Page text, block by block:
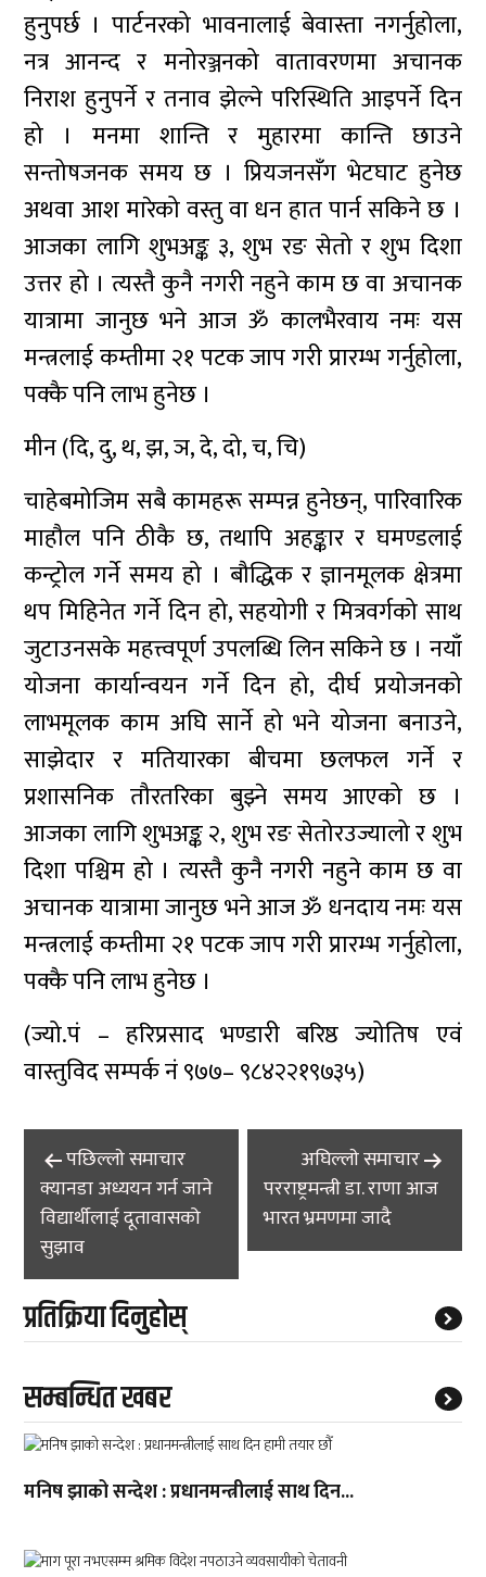
हुनुपर्छ । पार्टनरको भावनालाई बेवास्ता नगर्नुहोला,
नत्र आनन्द र मनोरञ्जनको वातावरणमा अचानक
निराश हुनुपर्ने र तनाव झेल्ने परिस्थिति आइपर्ने दिन
हो । मनमा शान्ति र मुहारमा कान्ति छाउने
सन्तोषजनक समय छ । प्रियजनसँग भेटघाट हुनेछ
अथवा आश मारेको वस्तु वा धन हात पार्न सकिने छ ।
आजका लागि शुभअङ्क ३, शुभ रङ सेतो र शुभ दिशा
उत्तर हो । त्यस्तै कुनै नगरी नहुने काम छ वा अचानक
यात्रामा जानुछ भने आज ॐ कालभैरवाय नमः यस
मन्त्रलाई कम्तीमा २१ पटक जाप गरी प्रारम्भ गर्नुहोला,
पक्कै पनि लाभ हुनेछ ।
मीन (दि, दु, थ, झ, ञ, दे, दो, च, चि)
चाहेबमोजिम सबै कामहरू सम्पन्न हुनेछन्, पारिवारिक
माहौल पनि ठीकै छ, तथापि अहङ्कार र घमण्डलाई
कन्ट्रोल गर्ने समय हो । बौद्धिक र ज्ञानमूलक क्षेत्रमा
थप मिहिनेत गर्ने दिन हो, सहयोगी र मित्रवर्गको साथ
जुटाउनसके महत्त्वपूर्ण उपलब्धि लिन सकिने छ । नयाँ
योजना कार्यान्वयन गर्ने दिन हो, दीर्घ प्रयोजनको
लाभमूलक काम अघि सार्ने हो भने योजना बनाउने,
साझेदार र मतियारका बीचमा छलफल गर्ने र
प्रशासनिक तौरतरिका बुझ्ने समय आएको छ ।
आजका लागि शुभअङ्क २, शुभ रङ सेतोरउज्यालो र शुभ
दिशा पश्चिम हो । त्यस्तै कुनै नगरी नहुने काम छ वा
अचानक यात्रामा जानुछ भने आज ॐ धनदाय नमः यस
मन्त्रलाई कम्तीमा २१ पटक जाप गरी प्रारम्भ गर्नुहोला,
पक्कै पनि लाभ हुनेछ ।
(ज्यो.पं – हरिप्रसाद भण्डारी बरिष्ठ ज्योतिष एवं
वास्तुविद सम्पर्क नं ९७७– ९८४२२१९७३५)
Post
navigation
पछिल्लाे समाचार
क्यानडा अध्ययन गर्न जाने
विद्यार्थीलाई दूतावासको
सुझाव
अघिल्लाे समाचार
परराष्ट्रमन्त्री डा. राणा आज
भारत भ्रमणमा जादै
प्रतिक्रिया दिनुहोस्
सम्बन्धित खबर
मनिष झाको सन्देश : प्रधानमन्त्रीलाई साथ दिन...